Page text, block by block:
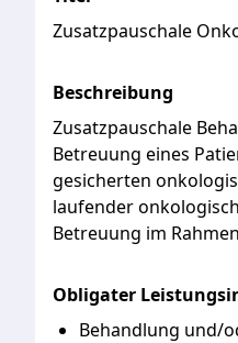
Zusatzpauschale
Beschreibung
Zusatzpauschale
Betreuung eines
gesicherten
laufender
Betreuung im Rahmen
Obligater
Behandlung und/